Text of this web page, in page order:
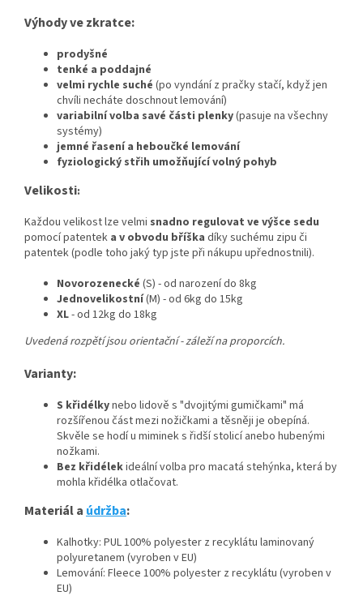
Výhody ve zkratce:
prodyšné
tenké a poddajné
velmi rychle suché (po vyndání z pračky stačí, když jen
chvíli necháte doschnout lemování)
variabilní volba savé části plenky(pasuje na všechny
systémy)
jemné řasení a heboučké lemování
fyziologický střih umožňující volný pohyb
Velikosti:
Každou velikost lze velmi snadno regulovat ve výšce sedu
pomocí patentek a v obvodu bříška díky suchému zipu či
patentek (podle toho jaký typ jste při nákupu upřednostnili).
Novorozenecké (S) - od narození do 8kg
Jednovelikostní(M) - od 6kg do 15kg
XL- od 12kg do 18kg
Uvedená rozpětí jsou orientační - záleží na proporcích.
Varianty:
S křidélkynebo lidově s "dvojitými gumičkami" má
rozšířenou část mezi nožičkami a těsněji je obepíná.
Skvěle se hodí u miminek s řidší stolicí anebo hubenými
nožkami.
Bez křidélekideální volba pro macatá stehýnka, která by
mohla křidélka otlačovat.
Materiál a údržba:
Kalhotky: PUL 100% polyester z recyklátu laminovaný
polyuretanem (vyroben v EU)
Lemování: Fleece 100% polyester z recyklátu (vyroben v
EU)